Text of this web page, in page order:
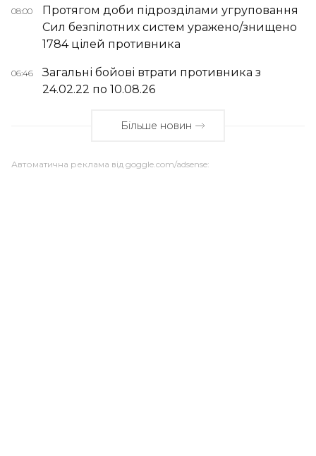
08:00
Протягом доби підрозділами угруповання
Сил безпілотних систем уражено/знищено
1784 цілей противника
06:46
Загальні бойові втрати противника з
24.02.22 по 10.08.26
Більше новин
Автоматична реклама від goggle.com/adsense: